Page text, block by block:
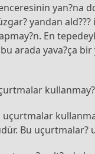
yan?na
yandan
En
arada yava?ça
uçurtmalar
Bu uçurtmalar?